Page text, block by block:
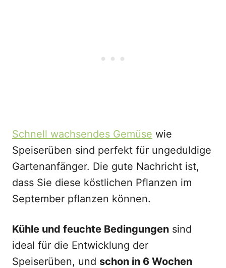
Schnell wachsendes Gemüse wie
Speiserüben sind perfekt für ungeduldige
Gartenanfänger. Die gute Nachricht ist,
dass Sie diese köstlichen Pflanzen im
September pflanzen können.
Kühle und feuchte Bedingungen sind
ideal für die Entwicklung der
Speiserüben, und schon in 6 Wochen